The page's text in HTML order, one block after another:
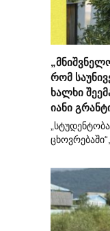
რომ
ხალხი
იანი